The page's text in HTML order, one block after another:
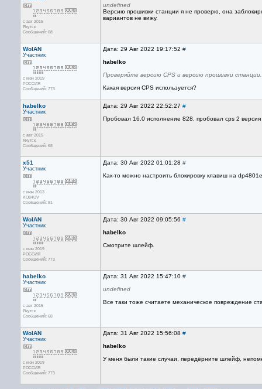
с авг 2015
Якутск
Сообщений: 68
undefined
Версию прошивки станции я не проверю, она
вариантов не вижу.
WolAN
Участник
с июн 2019
РОССИЯ
Сообщений: 773
Дата: 29 Авг 2022 19:17:52 #
habelko
Проверяйте версию CPS и версию прошивки станции.
Какая версия CPS используется?
habelko
Участник
с авг 2015
Якутск
Сообщений: 68
Дата: 29 Авг 2022 22:52:27 #
Пробовал 16.0 исполнение 828, пробовал cps 2
x51
Участник
с июн 2013
KO84UV
Сообщений: 91
Дата: 30 Авг 2022 01:01:28 #
Как-то можно настроить блокировку клавиш на
WolAN
Участник
с июн 2019
РОССИЯ
Сообщений: 773
Дата: 30 Авг 2022 09:05:56 #
habelko
Смотрите шлейф.
habelko
Участник
с авг 2015
Якутск
Сообщений: 68
Дата: 31 Авг 2022 15:47:10 #
undefined
Все таки тоже считаете механическое повреждение
WolAN
Участник
с июн 2019
РОССИЯ
Сообщений: 773
Дата: 31 Авг 2022 15:56:08 #
habelko
У меня были такие случаи, передёрните шлейф,